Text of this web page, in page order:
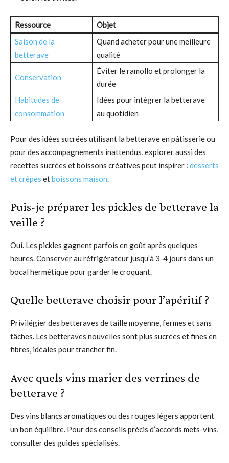
Ressource
Objet
Saison de la
betterave
Quand acheter pour une meilleure
qualité
Conservation
Éviter le ramollo et prolonger la
durée
Habitudes de
consommation
Idées pour intégrer la betterave
au quotidien
Pour des idées sucrées utilisant la betterave en pâtisserie ou
pour des accompagnements inattendus, explorer aussi des
recettes sucrées et boissons créatives peut inspirer : desserts
et crêpes etboissons maison.
Puis-je préparer les pickles de betterave la
veille ?
Oui. Les pickles gagnent parfois en goût après quelques
heures. Conserver au réfrigérateur jusqu’à 3-4 jours dans un
bocal hermétique pour garder le croquant.
Quelle betterave choisir pour l’apéritif ?
Privilégier des betteraves de taille moyenne, fermes et sans
tâches. Les betteraves nouvelles sont plus sucrées et fines en
fibres, idéales pour trancher fin.
Avec quels vins marier des verrines de
betterave ?
Des vins blancs aromatiques ou des rouges légers apportent
un bon équilibre. Pour des conseils précis d’accords mets-vins,
consulter des guides spécialisés.